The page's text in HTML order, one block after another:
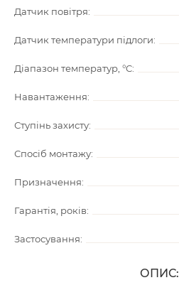
Датчик повітря:
Датчик температури підлоги:
Діапазон температур, °C:
Навантаження:
Ступінь захисту:
Спосіб монтажу:
Призначення:
Гарантія, років:
Застосування:
ОПИС: